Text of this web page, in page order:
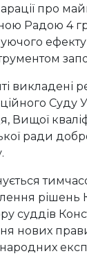
про
Радою 4
ефекту
викладені
Суду
ради
рішень
суддів
нових